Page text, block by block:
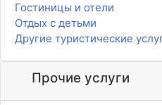
Гостиницы и отели
Отдых с детьми
Другие туристические
Прочие услуги